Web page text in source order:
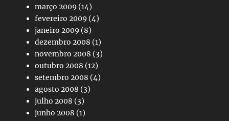
março 2009 (14)
fevereiro 2009 (4)
janeiro 2009 (8)
dezembro 2008 (1)
novembro 2008 (3)
outubro 2008 (12)
setembro 2008 (4)
agosto 2008 (3)
julho 2008 (3)
junho 2008 (1)